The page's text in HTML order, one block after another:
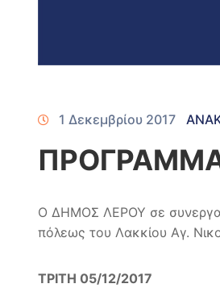
1 Δεκεμβρίου 2017
ΠΡΟΓΡΑΜΜΑ
Ο ΔΗΜΟΣ ΛΕΡΟΥ σε
πόλεως του Λακκίου Αγ.
ΤΡΙΤΗ 05/12/2017